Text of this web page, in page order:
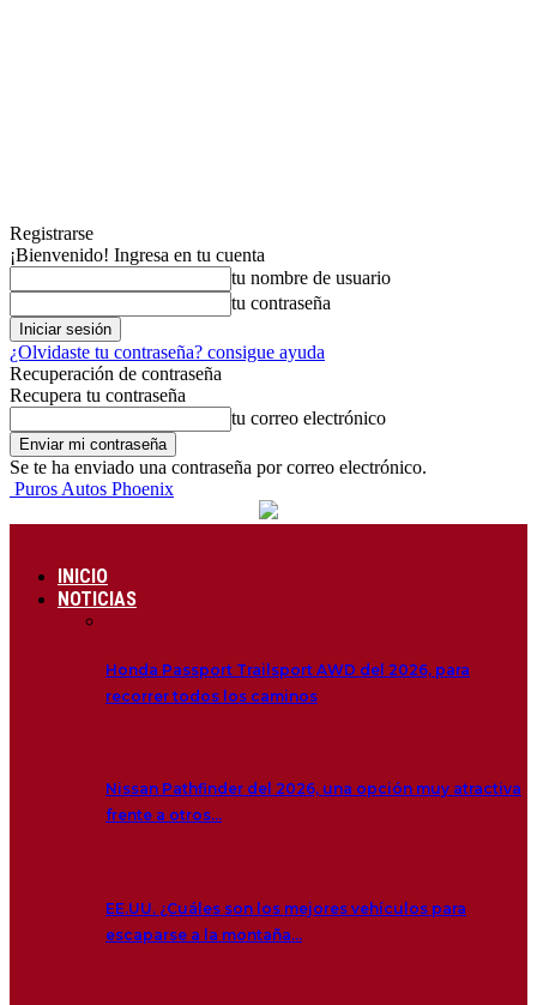
Registrarse
¡Bienvenido! Ingresa en tu cuenta
tu nombre de usuario
tu contraseña
¿Olvidaste tu contraseña? consigue ayuda
Recuperación de contraseña
Recupera tu contraseña
tu correo electrónico
Se te ha enviado una contraseña por correo electrónico.
Puros Autos Phoenix
INICIO
NOTICIAS
Honda Passport Trailsport AWD del 2026, para
recorrer todos los caminos
Nissan Pathfinder del 2026, una opción muy atractiva
frente a otros…
EE.UU. ¿Cuáles son los mejores vehículos para
escaparse a la montaña…